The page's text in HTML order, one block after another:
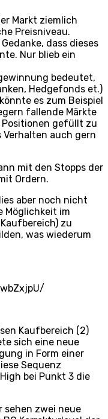
Markt ziemlich
Preisniveau.
dass dieses
Nur blieb ein
bedeutet,
Hedgefonds et.)
es zum Beispiel
fallende Märkte
Positionen gefüllt zu
Verhalten auch gern
mit den Stopps der
Ordern.
aber noch nicht
Möglichkeit im
zu
was wiederum
Kaufbereich (2)
sich eine neue
in Form einer
Sequenz
bei Punkt 3 die
sehen zwei neue